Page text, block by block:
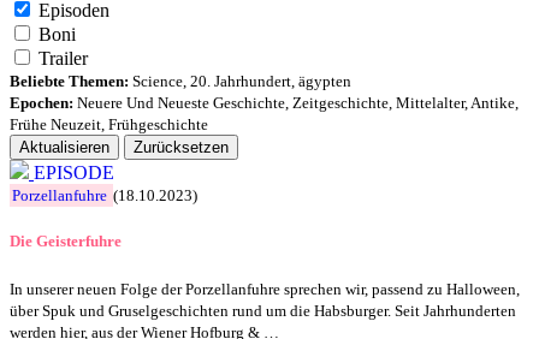
Episoden
Boni
Trailer
Beliebte Themen: Science 20. Jahrhundert ägypten
Epochen: Neuere Und Neueste Geschichte Zeitgeschichte Mittelalter, Antike
Frühe Neuzeit Frühgeschichte
Aktualisieren
Zurücksetzen
EPISODE
Porzellanfuhre (18.10.2023)
Die Geisterfuhre
In unserer neuen Folge der Porzellanfuhre sprechen wir, passend zu Halloween,
über Spuk und Gruselgeschichten rund um die Habsburger. Seit Jahrhunderten
werden hier, aus der Wiener Hofburg & …